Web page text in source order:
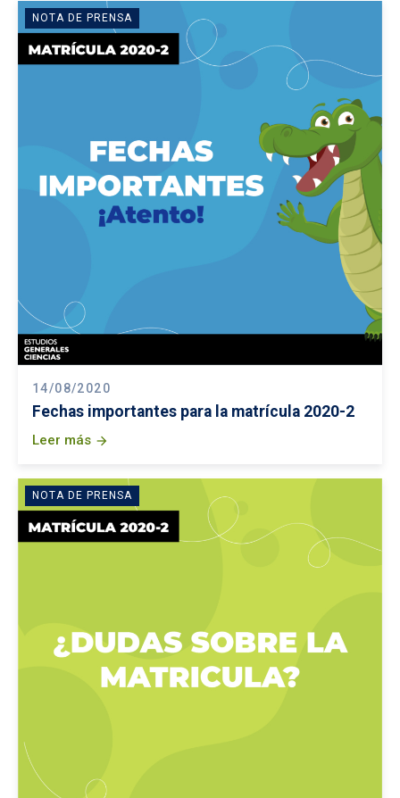
NOTA DE PRENSA
14/08/2020
Fechas importantes para la matrícula 2020-2
Leer más arrow_forward
NOTA DE PRENSA